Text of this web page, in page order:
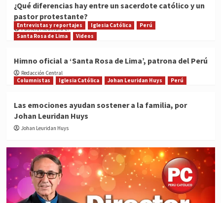
¿Qué diferencias hay entre un sacerdote católico y un
pastor protestante?
Patricia Alcántara C.
Entrevistas y reportajes Iglesia Católica
Perú
Santa Rosa de Lima
Videos
Himno oficial a ‘Santa Rosa de Lima’, patrona del Perú
Redacción Central
Columnistas
Iglesia Católica Johan Leuridan Huys Perú
Las emociones ayudan sostener a la familia, por
Johan Leuridan Huys
Johan Leuridan Huys